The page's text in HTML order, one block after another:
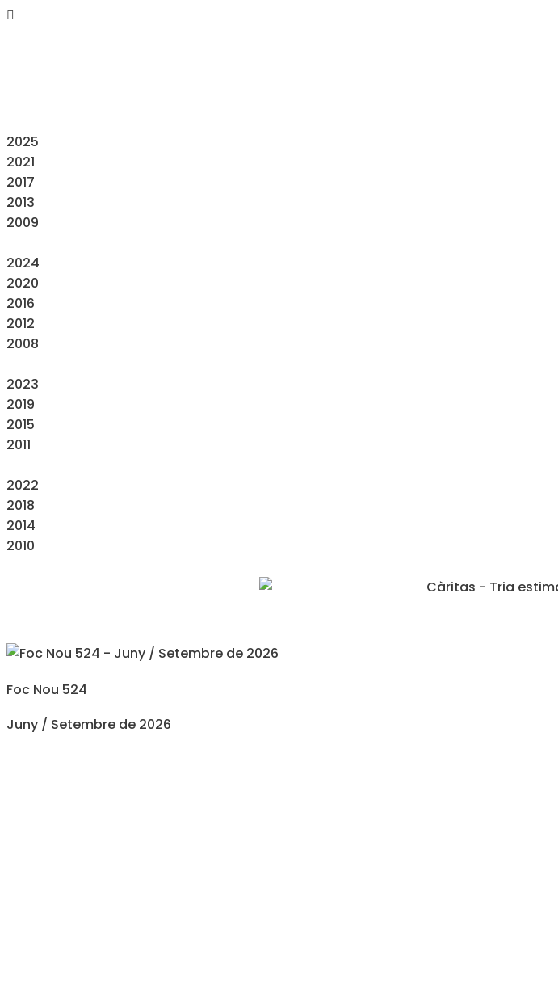
2025
2021
2017
2013
2009
2024
2020
2016
2012
2008
2023
2019
2015
2011
2022
2018
2014
2010
Foc Nou 524
Juny / Setembre de 2026